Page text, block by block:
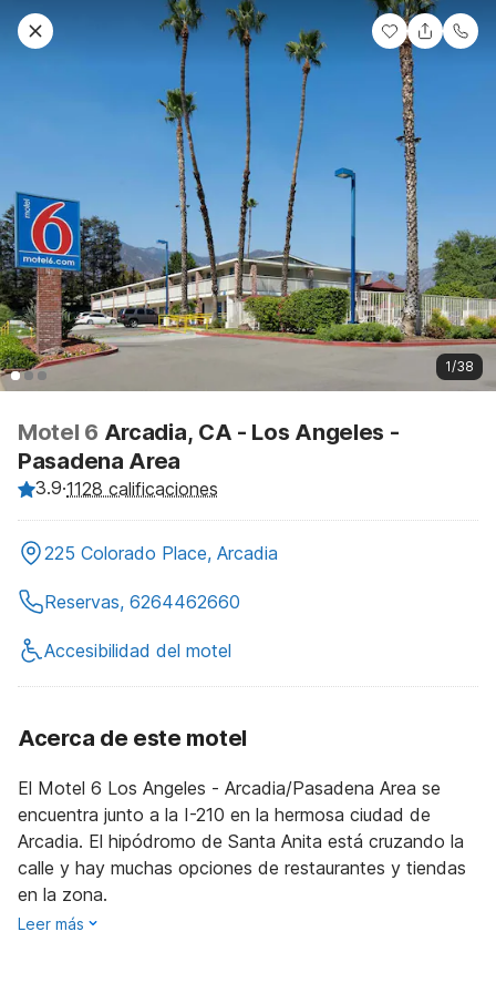
1/38
Motel 6 Arcadia, CA - Los Angeles -
Pasadena Area
3.9·1128 calificaciones
225 Colorado Place, Arcadia
Reservas, 6264462660
Accesibilidad del motel
Acerca de este motel
El Motel 6 Los Angeles - Arcadia/Pasadena Area se
encuentra junto a la I-210 en la hermosa ciudad de
Arcadia. El hipódromo de Santa Anita está cruzando la
calle y hay muchas opciones de restaurantes y tiendas
en la zona.
Leer más